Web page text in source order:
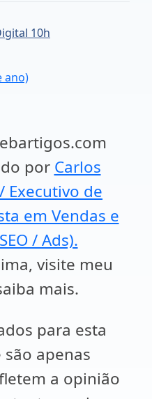
10h
ano)
por Carlos
Executivo de
em Vendas e
/ Ads).
visite meu
mais.
para esta
apenas
a opinião